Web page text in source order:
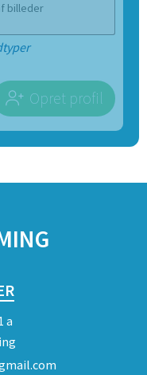
billeder
Opret profil
a